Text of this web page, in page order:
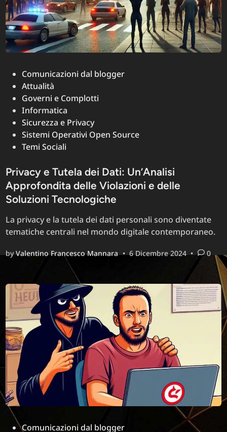
PostedComunicazioni dal blogger
Attualità
Governi e Complotti
Informatica
Sicurezza e Privacy
Sistemi Operativi Open Source
Temi Sociali
Privacy e Tutela dei Dati: Un’Analisi
Approfondita delle Violazioni e delle
Soluzioni Tecnologiche
La privacy e la tutela dei dati personali sono diventate
tematiche centrali nel mondo digitale contemporaneo.
byValentino Francesco Mannara • 6 Dicembre 2024 • 0
PostedComunicazioni dal blogger